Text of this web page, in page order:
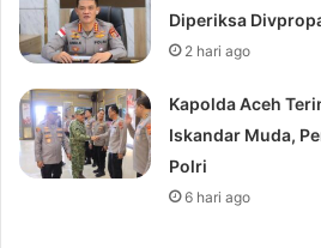
Diperiksa
2 hari ago
Kapolda Aceh
Iskandar Muda,
Polri
6 hari ago